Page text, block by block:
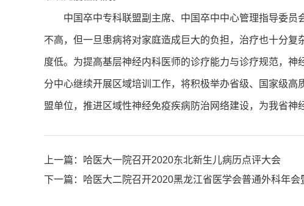
中国卒中专科联盟副主席、中国卒中中心管理指导委
不高，但一旦患病将对家庭造成巨大的负担，治疗也十分
度低。为提高基层神经内科医师的诊疗能力与诊疗规范，
分中心继续开展区域培训工作，将积极举办省级、国家级
盟单位，推进区域性神经免疫疾病防治网络建设，为我省神
上一篇： 哈医大一院召开2020东北新生儿病历点评大会
下一篇： 哈医大二院召开2020黑龙江省医学会普通外科年